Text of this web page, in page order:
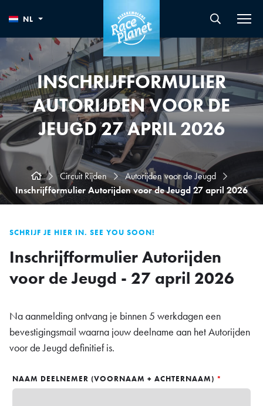
NL
INSCHRIJFFORMULIER
AUTORIJDEN VOOR DE
JEUGD 27 APRIL 2026
Circuit Rijden
Autorijden voor de Jeugd
Inschrijfformulier Autorijden voor de Jeugd 27 april 2026
SCHRIJF JE HIER IN. SEE YOU SOON!
Inschrijfformulier Autorijden
voor de Jeugd - 27 april 2026
Na aanmelding ontvang je binnen 5 werkdagen een
bevestigingsmail waarna jouw deelname aan het Autorijden
voor de Jeugd definitief is.
NAAM DEELNEMER (VOORNAAM + ACHTERNAAM) *